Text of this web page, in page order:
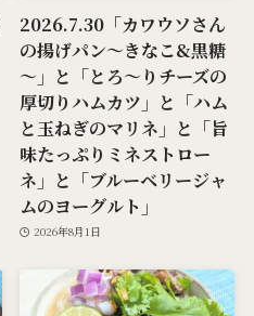
2026.7.30「カワウソさん
の揚げパン～きなこ&黒糖
～」と「とろ～りチーズの
厚切りハムカツ」と「ハム
と玉ねぎのマリネ」と「旨
味たっぷりミネストロー
ネ」と「ブルーベリージャ
ムのヨーグルト」
2026年8月1日